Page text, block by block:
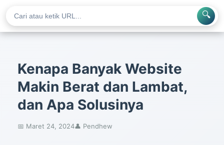
🔍
Kenapa Banyak Website
Makin Berat dan Lambat,
dan Apa Solusinya
📅 Maret 24, 2024👤 Pendhew